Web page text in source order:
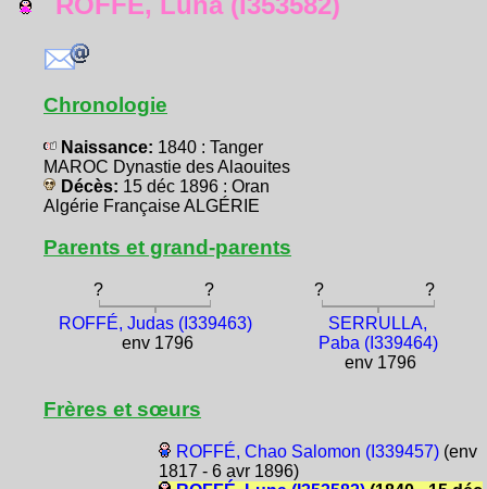
Chronologie
Naissance: 1840 : Tanger
MAROC Dynastie des Alaouites
Décès: 15 déc 1896 : Oran
Algérie Française ALGÉRIE
Parents et grand-parents
? ? ?
?
ROFFÉ, Judas (I339463)
env 1796
SERRULLA,
Paba (I339464)
env 1796
Frères et sœurs
ROFFÉ, Chao Salomon (I339457)(env
1817 - 6 avr 1896)